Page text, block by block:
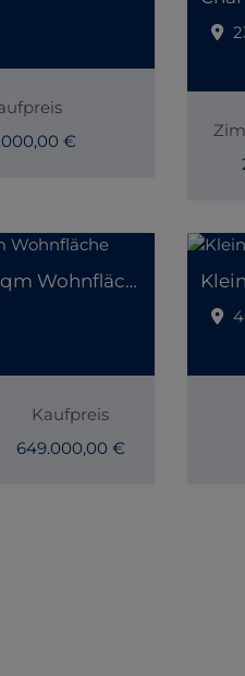
€
Einfamilienhaus mit 250qm Wohnfläche
Kaufpreis
649.000,00 €